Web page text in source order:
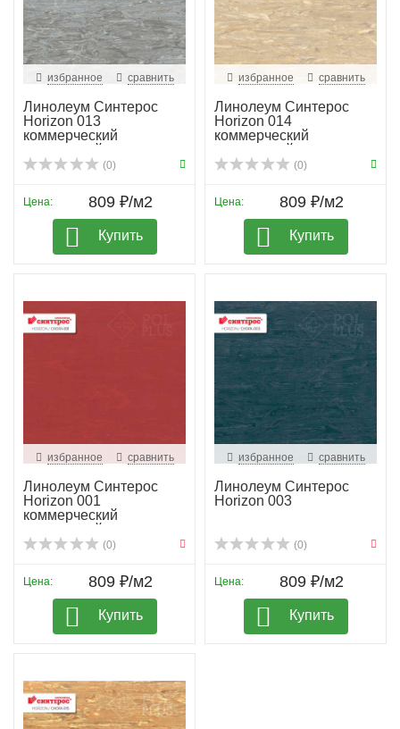
избранное сравнить
Линолеум Синтерос
Horizon 013
коммерческий
гомогенный
(0)
Цена: 809 ₽/м2
Купить
избранное сравнить
Линолеум Синтерос
Horizon 014
коммерческий
гомогенный
(0)
Цена: 809 ₽/м2
Купить
избранное сравнить
Линолеум Синтерос
Horizon 001
коммерческий
гомогенный
(0)
Цена: 809 ₽/м2
Купить
избранное сравнить
Линолеум Синтерос
Horizon 003
(0)
Цена: 809 ₽/м2
Купить